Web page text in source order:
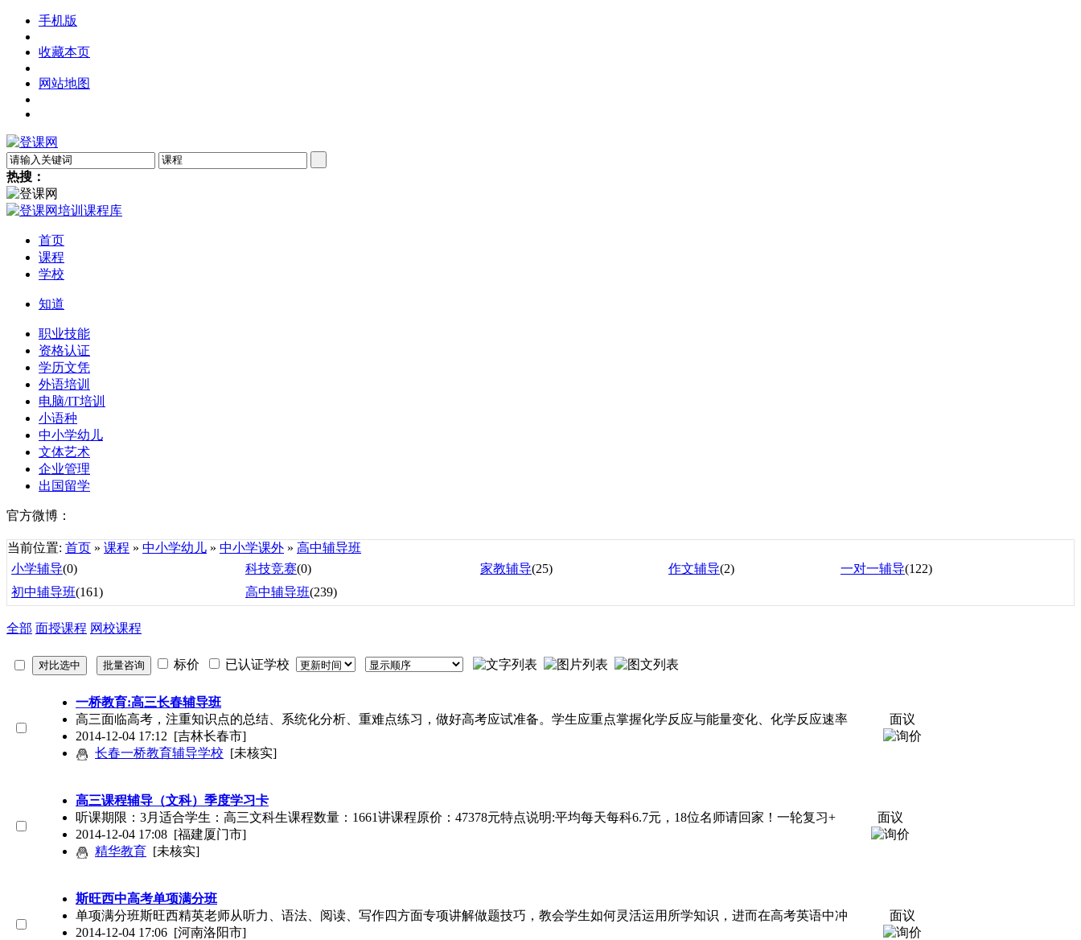
手机版
收藏本页
网站地图
热搜：
首页
课程
学校
知道
职业技能
资格认证
学历文凭
外语培训
电脑/IT培训
小语种
中小学幼儿
文体艺术
企业管理
出国留学
官方微博：
当前位置: 首页 » 课程 » 中小学幼儿 » 中小学课外 » 高中辅导班
小学辅导(0) 科技竞赛(0) 家教辅导(25) 作文辅导(2) 一对一辅导(122)
初中辅导班(161) 高中辅导班(239)
全部 面授课程 网校课程
标价 已认证学校
一桥教育:高三长春辅导班
高三面临高考，注重知识点的总结、系统化分析、重难点练习，做好高考应试准备。学生应重点掌握化学反应与能量变化、化学反应速率
2014-12-04 17:12 [吉林长春市]
长春一桥教育辅导学校 [未核实]
面议
高三课程辅导（文科）季度学习卡
听课期限：3月适合学生：高三文科生课程数量：1661讲课程原价：47378元特点说明:平均每天每科6.7元，18位名师请回家！一轮复习+
2014-12-04 17:08 [福建厦门市]
精华教育 [未核实]
面议
斯旺西中高考单项满分班
单项满分班斯旺西精英老师从听力、语法、阅读、写作四方面专项讲解做题技巧，教会学生如何灵活运用所学知识，进而在高考英语中冲
2014-12-04 17:06 [河南洛阳市]
面议